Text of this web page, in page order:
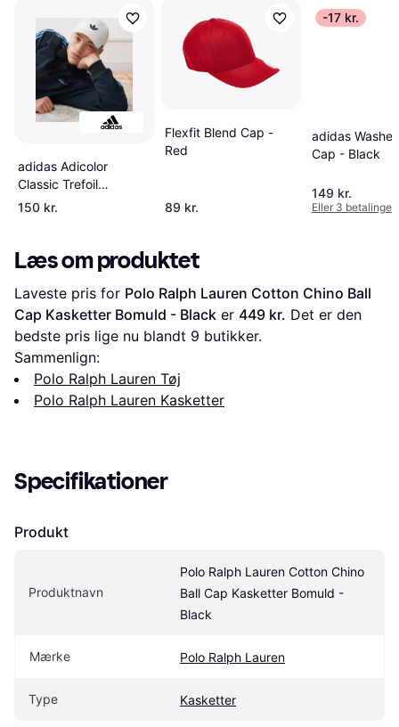
adidas Adicolor
Classic Trefoil
Baseball Kasket - Hvid
150 kr.
Flexfit Blend Cap -
Red
89 kr.
-17 kr.
adidas
Cap - Black
149 kr.
Eller 3 betalinger
Læs om produktet
Laveste pris for Polo Ralph Lauren Cotton Chino Ball
Cap Kasketter Bomuld - Black er 449 kr. Det er den
bedste pris lige nu blandt 9 butikker.
Sammenlign:
Polo Ralph Lauren Tøj
Polo Ralph Lauren Kasketter
Specifikationer
Produkt
Produktnavn
Polo Ralph Lauren Cotton Chino
Ball Cap Kasketter Bomuld -
Black
Mærke Polo Ralph Lauren
Type Kasketter